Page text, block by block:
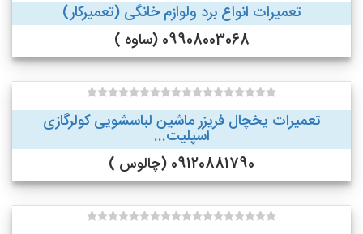
تعمیرات انواع برد ولوازم خانگی (تعمیرکار)
09908003068 (ساوه )
تعمیرات یخچال فریزر ماشین لباسشویی کولرگازی
اسپلیت...
09120881790 (چالوس )